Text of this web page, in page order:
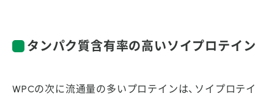
タンパク質含有率の高いソイプロテイン
WPCの次に流通量の多いプロテインは、ソイプロテイ